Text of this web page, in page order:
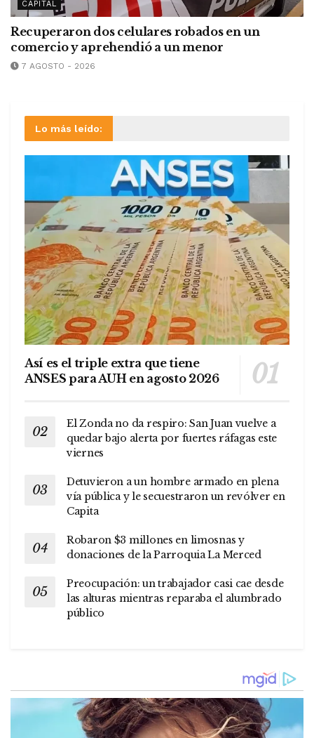
CAPITAL
Recuperaron dos celulares robados en un
comercio y aprehendió a un menor
7 AGOSTO - 2026
Lo más leído:
Así es el triple extra que tiene
ANSES para AUH en agosto 2026
El Zonda no da respiro: San Juan vuelve a
quedar bajo alerta por fuertes ráfagas este
viernes
Detuvieron a un hombre armado en plena
vía pública y le secuestraron un revólver en
Capita
Robaron $3 millones en limosnas y
donaciones de la Parroquia La Merced
Preocupación: un trabajador casi cae desde
las alturas mientras reparaba el alumbrado
público